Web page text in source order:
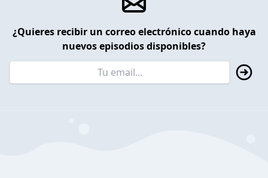
¿Quieres recibir un correo electrónico cuando haya
nuevos episodios disponibles?